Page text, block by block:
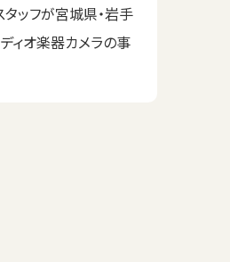
ッフが宮城県・岩手
ィオ楽器カメラの事